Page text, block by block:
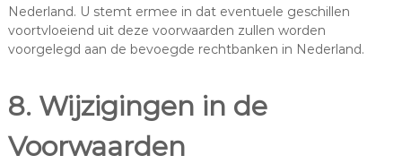
Nederland. U stemt ermee in dat eventuele geschillen
voortvloeiend uit deze voorwaarden zullen worden
voorgelegd aan de bevoegde rechtbanken in Nederland.
8. Wijzigingen in de
Voorwaarden